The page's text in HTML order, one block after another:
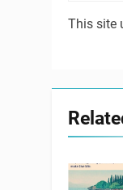
This site